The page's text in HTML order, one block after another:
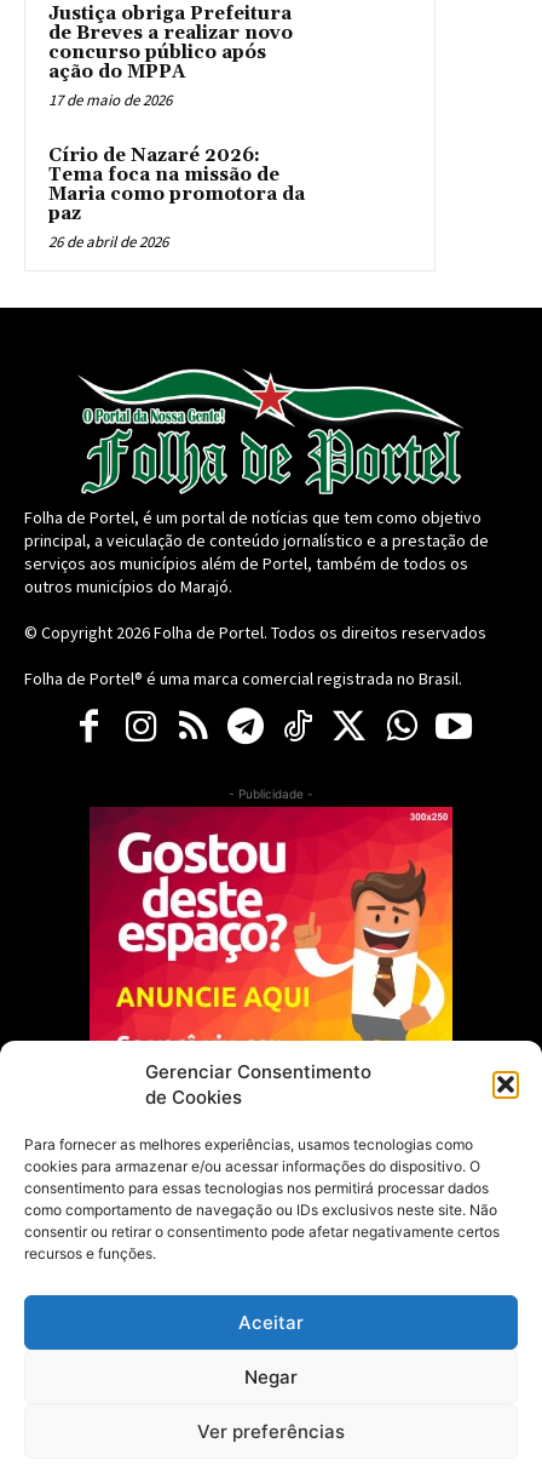
Gerenciar Consentimento
de Cookies
Para fornecer as melhores experiências, usamos tecnologias como
cookies para armazenar e/ou acessar informações do dispositivo. O
consentimento para essas tecnologias nos permitirá processar dados
como comportamento de navegação ou IDs exclusivos neste site. Não
consentir ou retirar o consentimento pode afetar negativamente certos
recursos e funções.
Aceitar
Negar
Ver preferências
Justiça obriga Prefeitura
de Breves a realizar novo
concurso público após
ação do MPPA
17 de maio de 2026
Círio de Nazaré 2026:
Tema foca na missão de
Maria como promotora da
paz
26 de abril de 2026
Folha de Portel, é um portal de notícias que tem como objetivo
principal, a veiculação de conteúdo jornalístico e a prestação de
serviços aos municípios além de Portel, também de todos os
outros municípios do Marajó.
© Copyright 2026Folha de Portel. Todos os direitos reservados
Folha de Portel® é uma marca comercial registrada no Brasil.
- Publicidade -
Escolha do Editor
Justiça Itinerante garante regularização
fundiária e casamento comunitário para
famílias em Portel
21 de maio de 2026
feminino pelos Jogos Estudantis Paraenses